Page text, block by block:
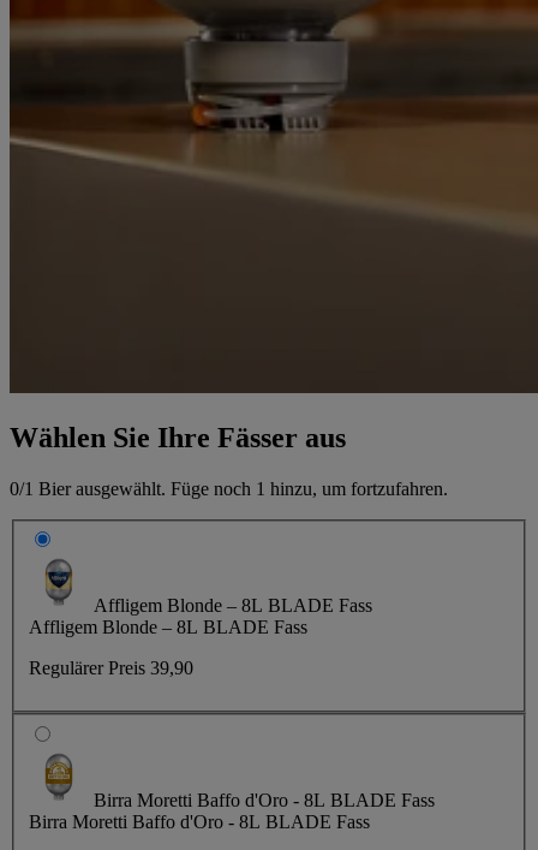
Wählen Sie Ihre Fässer aus
0/1 Bier ausgewählt. Füge noch 1 hinzu, um fortzufahren.
Affligem Blonde – 8L BLADE Fass
Affligem Blonde – 8L BLADE Fass
Regulärer Preis 39,90
Birra Moretti Baffo d'Oro - 8L BLADE Fass
Birra Moretti Baffo d'Oro - 8L BLADE Fass